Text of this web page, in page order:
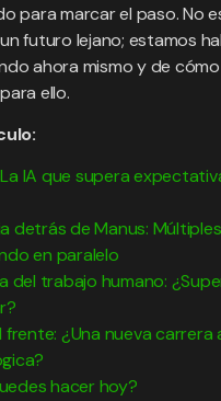
para marcar el paso. No
futuro lejano; estamos
ahora mismo y de
ello.
IA que supera
detrás de Manus:
en paralelo
del trabajo humano:
frente: ¿Una nueva
hacer hoy?